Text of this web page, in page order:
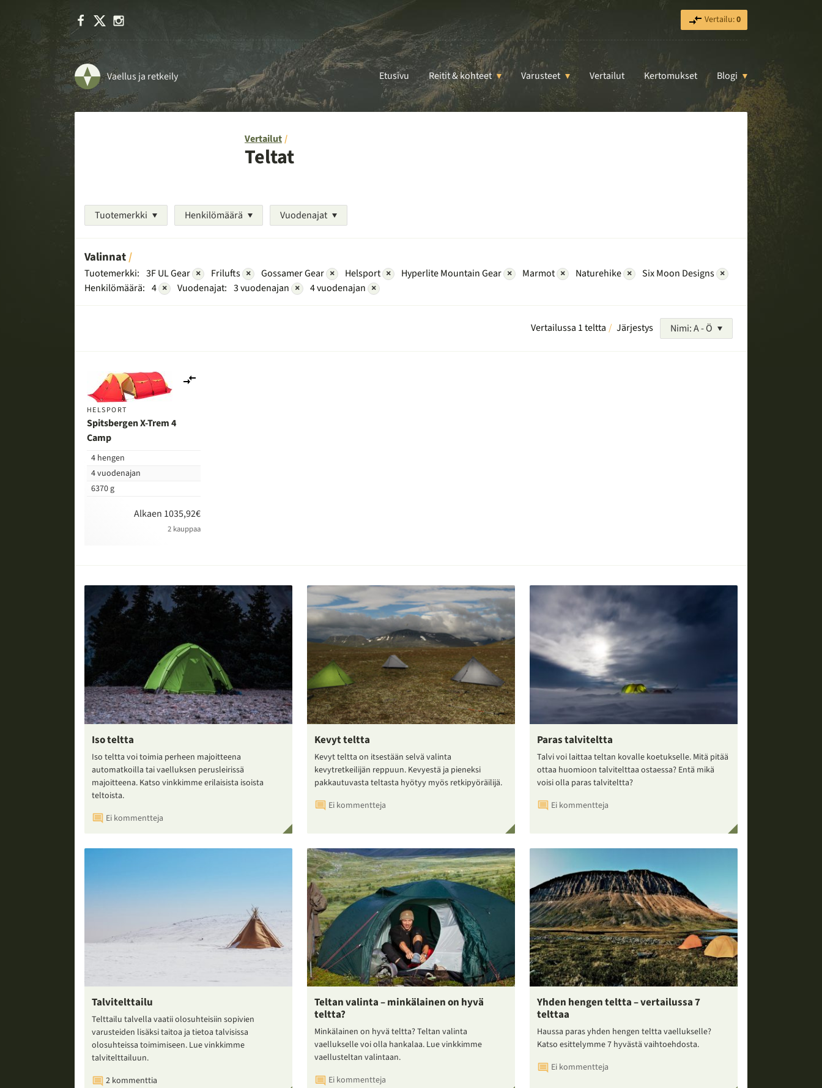
Facebook Vertailu:0
Vaellus ja retkeily Etusivu Reitit & kohteet Varusteet Vertailut Kertomukset Blogi
Vertailut
Teltat
Tuotemerkki Henkilömäärä Vuodenajat
Valinnat
Tuotemerkki: 3F UL Gear × Frilufts × Gossamer Gear × Helsport × Hyperlite Mountain Gear × Marmot × Naturehike × Six Moon Designs ×
Henkilömäärä: 4 × Vuodenajat: 3 vuodenajan × 4 vuodenajan ×
Vertailussa 1 teltta Järjestys Nimi: A - Ö
HELSPORT
Spitsbergen X-Trem 4
Camp
4 hengen
4 vuodenajan
6370 g
Alkaen 1035,92€
2 kauppaa
Iso teltta
Iso teltta voi toimia perheen majoitteena
automatkoilla tai vaelluksen perusleirissä
majoitteena. Katso vinkkimme erilaisista isoista
teltoista.
Ei kommentteja
Kevyt teltta
Kevyt teltta on itsestään selvä valinta
kevytretkeilijän reppuun. Kevyestä ja pieneksi
pakkautuvasta teltasta hyötyy myös retkipyöräilijä.
Ei kommentteja
Paras talviteltta
Talvi voi laittaa teltan kovalle koetukselle. Mitä pitää
ottaa huomioon talvitelttaa ostaessa? Entä mikä
voisi olla paras talviteltta?
Ei kommentteja
Talvitelttailu
Telttailu talvella vaatii olosuhteisiin sopivien
varusteiden lisäksi taitoa ja tietoa talvisissa
olosuhteissa toimimiseen. Lue vinkkimme
talvitelttailuun.
2 kommenttia
Teltan valinta – minkälainen on hyvä
teltta?
Minkälainen on hyvä teltta? Teltan valinta
vaellukselle voi olla hankalaa. Lue vinkkimme
vaellusteltan valintaan.
Ei kommentteja
Yhden hengen teltta – vertailussa 7
telttaa
Haussa paras yhden hengen teltta vaellukselle?
Katso esittelymme 7 hyvästä vaihtoehdosta.
Ei kommentteja